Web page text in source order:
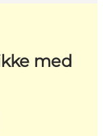
med